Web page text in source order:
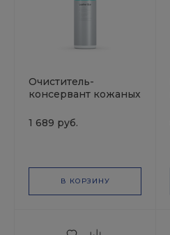
Очиститель-
консервант кожаных
LEATHER STAR 1л
KochChemie
1 689 руб.
В КОРЗИНУ